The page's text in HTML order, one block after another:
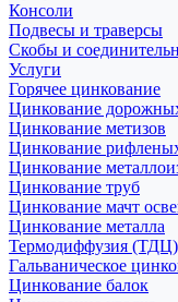
Консоли
Подвесы и траверсы
Скобы и
Услуги
Горячее цинкование
Цинкование
Цинкование метизов
Цинкование
Цинкование
Цинкование труб
Цинкование мачт
Цинкование металла
Термодиффузия (ТДЦ)
Гальваническое
Цинкование балок